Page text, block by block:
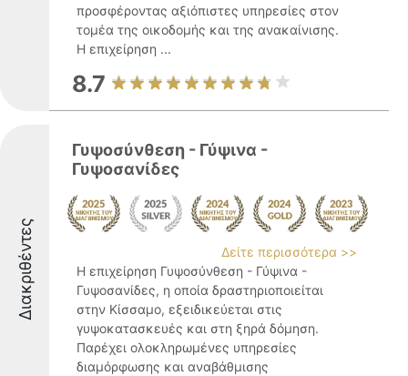
προσφέροντας αξιόπιστες υπηρεσίες στον
τομέα της οικοδομής και της ανακαίνισης.
Η επιχείρηση ...
8.7
Διακριθέντες
Γυψοσύνθεση - Γύψινα -
Γυψοσανίδες
Δείτε περισσότερα >>
Η επιχείρηση Γυψοσύνθεση - Γύψινα -
Γυψοσανίδες, η οποία δραστηριοποιείται
στην Κίσσαμο, εξειδικεύεται στις
γυψοκατασκευές και στη ξηρά δόμηση.
Παρέχει ολοκληρωμένες υπηρεσίες
διαμόρφωσης και αναβάθμισης